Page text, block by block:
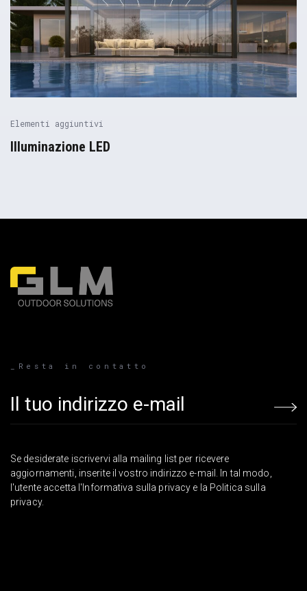
Elementi aggiuntivi
Illuminazione LED
_Resta in contatto
Email address
Se desiderate iscrivervi alla mailing list per ricevere
aggiornamenti, inserite il vostro indirizzo e-mail. In tal modo,
l'utente accetta l'Informativa sulla privacy e la Politica sulla
privacy.